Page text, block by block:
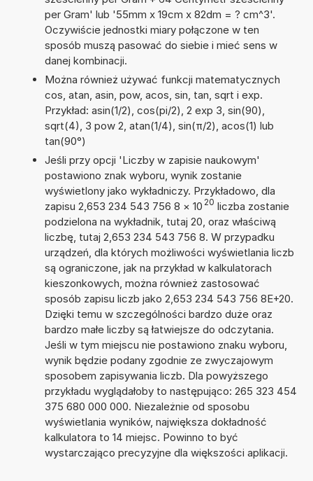
per Gram' lub '55mm x 19cm x 82dm = ? cm^3'.
Oczywiście jednostki miary połączone w ten
sposób muszą pasować do siebie i mieć sens w
danej kombinacji.
Można również używać funkcji matematycznych
cos, atan, asin, pow, acos, sin, tan, sqrt i exp.
Przykład: asin(1/2), cos(pi/2), 2 exp 3, sin(90),
sqrt(4), 3 pow 2, atan(1/4), sin(π/2), acos(1) lub
tan(90°)
Jeśli przy opcji 'Liczby w zapisie naukowym'
postawiono znak wyboru, wynik zostanie
wyświetlony jako wykładniczy. Przykładowo, dla
zapisu 2,653 234 543 756 8 × 10 20 liczba zostanie
podzielona na wykładnik, tutaj 20, oraz właściwą
liczbę, tutaj 2,653 234 543 756 8. W przypadku
urządzeń, dla których możliwości wyświetlania liczb
są ograniczone, jak na przykład w kalkulatorach
kieszonkowych, można również zastosować
sposób zapisu liczb jako 2,653 234 543 756 8E+20.
Dzięki temu w szczególności bardzo duże oraz
bardzo małe liczby są łatwiejsze do odczytania.
Jeśli w tym miejscu nie postawiono znaku wyboru,
wynik będzie podany zgodnie ze zwyczajowym
sposobem zapisywania liczb. Dla powyższego
przykładu wyglądałoby to następująco: 265 323 454
375 680 000 000. Niezależnie od sposobu
wyświetlania wyników, największa dokładność
kalkulatora to 14 miejsc. Powinno to być
wystarczająco precyzyjne dla większości aplikacji.